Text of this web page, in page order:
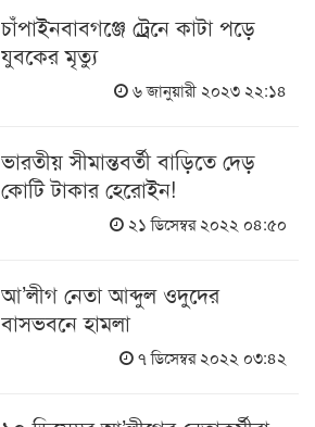
চাঁপাইনবাবগঞ্জে ট্রেনে কাটা পড়ে
যুবকের মৃত্যু
৬ জানুয়ারী ২০২৩ ২২:১৪
ভারতীয় সীমান্তবর্তী বাড়িতে দেড়
কোটি টাকার হেরোইন!
২১ ডিসেম্বর ২০২২ ০৪:৫০
আ’লীগ নেতা আব্দুল ওদুদের
বাসভবনে হামলা
৭ ডিসেম্বর ২০২২ ০৩:৪২